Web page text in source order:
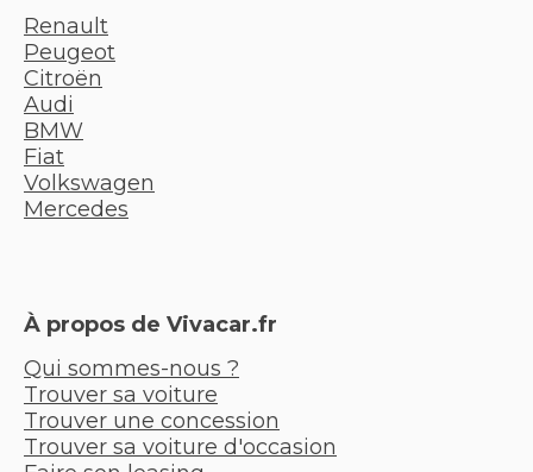
Renault
Peugeot
Citroën
Audi
BMW
Fiat
Volkswagen
Mercedes
À propos de Vivacar.fr
Qui sommes-nous ?
Trouver sa voiture
Trouver une concession
Trouver sa voiture d'occasion